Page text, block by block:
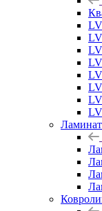
Ламинат